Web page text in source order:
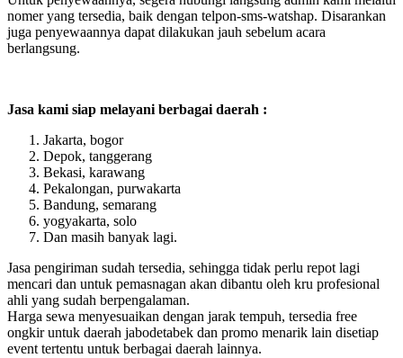
nomer yang tersedia, baik dengan telpon-sms-watshap. Disarankan
juga penyewaannya dapat dilakukan jauh sebelum acara
berlangsung.
Jasa kami siap melayani berbagai daerah :
Jakarta, bogor
Depok, tanggerang
Bekasi, karawang
Pekalongan, purwakarta
Bandung, semarang
yogyakarta, solo
Dan masih banyak lagi.
Jasa pengiriman sudah tersedia, sehingga tidak perlu repot lagi
mencari dan untuk pemasnagan akan dibantu oleh kru profesional
ahli yang sudah berpengalaman.
Harga sewa menyesuaikan dengan jarak tempuh, tersedia free
ongkir untuk daerah jabodetabek dan promo menarik lain disetiap
event tertentu untuk berbagai daerah lainnya.